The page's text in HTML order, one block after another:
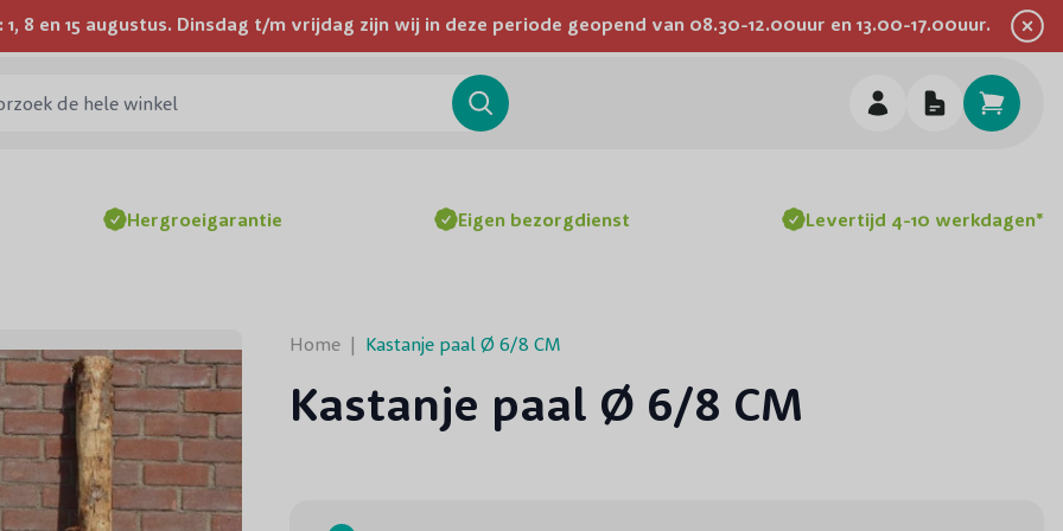
8 en 15 augustus. Dinsdag t/m vrijdag zijn wij in deze periode geopend van 08.30-12.00uur en 13.00-17.00uur.
Wij bezorgen door heel Nederland en België Inspiratie Werken bij Over ons Hulp & Contact
Search
Hergroeigarantie Eigen bezorgdienst Levertijd 4-10 werkdagen*
Home | Kastanje paal Ø 6/8 CM
Kastanje paal Ø 6/8 CM